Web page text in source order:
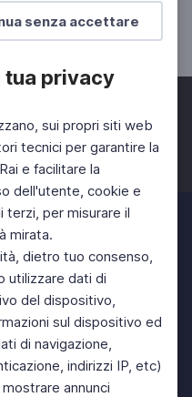
senza accettare
tua privacy
sui propri siti web
tecnici per garantire la
e facilitare la
dell'utente, cookie e
terzi, per misurare il
mirata.
dietro tuo consenso,
utilizzare dati di
del dispositivo,
sul dispositivo ed
di navigazione,
indirizzi IP, etc)
annunci
Instagram